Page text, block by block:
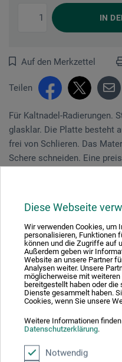
Diese Webseite
Wir verwenden Cookies, um
personalisieren, Funktionen
können und die Zugriffe auf
Außerdem geben wir
Website an unsere Partner
Analysen weiter. Unsere
möglicherweise mit weiteren
bereitgestellt haben oder die
Dienste gesammelt haben.
Cookies, wenn Sie unsere
Weitere Informationen
Datenschutzerklärung.
Notwendig
IN
Auf den Merkzettel
Teilen
Für Kaltnadel-Radierungen.
glasklar. Die Platte be­steht
frei von Schlieren. Das
Schere schneiden. Eine